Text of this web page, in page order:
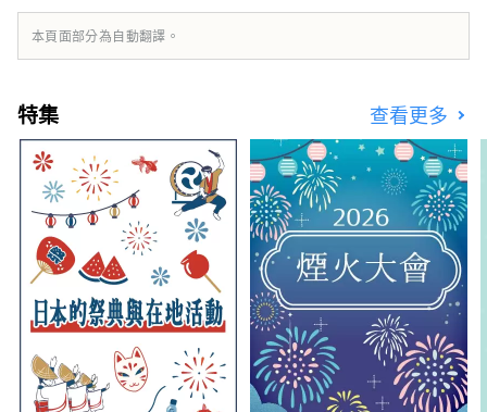
本頁面部分為自動翻譯。
特集 查看更多